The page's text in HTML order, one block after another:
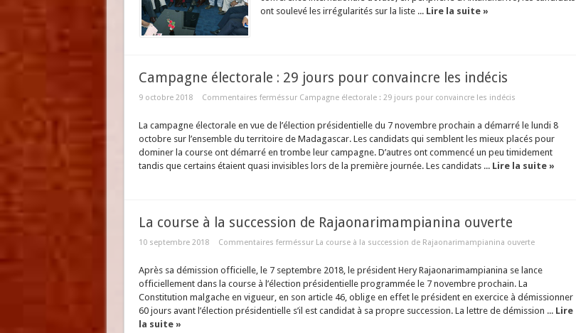
ont soulevé les irrégularités sur la liste ... Lire la suite »
Campagne électorale : 29 jours pour convaincre les indécis
9 octobre 2018 Commentaires ferméssur Campagne électorale : 29 jours pour convaincre les indécis
La campagne électorale en vue de l’élection présidentielle du 7 novembre prochain a démarré le lundi 8
octobre sur l’ensemble du territoire de Madagascar. Les candidats qui semblent les mieux placés pour
dominer la course ont démarré en trombe leur campagne. D’autres ont commencé un peu timidement
tandis que certains étaient quasi invisibles lors de la première journée. Les candidats ... Lire la suite »
La course à la succession de Rajaonarimampianina ouverte
10 septembre 2018 Commentaires ferméssur La course à la succession de Rajaonarimampianina ouverte
Après sa démission officielle, le 7 septembre 2018, le président Hery Rajaonarimampianina se lance
officiellement dans la course à l’élection présidentielle programmée le 7 novembre prochain. La
Constitution malgache en vigueur, en son article 46, oblige en effet le président en exercice à démissionner
60 jours avant l’élection présidentielle s’il est candidat à sa propre succession. La lettre de démission ... Lire
la suite »